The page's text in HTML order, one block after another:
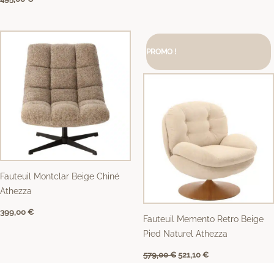
Fauteuil Montclar Beige Chiné
Athezza
399,00 €
PROMO !
Fauteuil Memento Retro Beige
Pied Naturel Athezza
579,00€
Le
579,00 €.
521,10 €
Le
521,10 €.